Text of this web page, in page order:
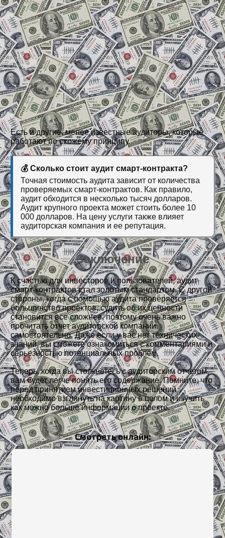
Есть и другие, менее известные аудиторы, которые
работают по схожему принципу.
💰 Сколько стоит аудит смарт-контракта?
Точная стоимость аудита зависит от количества
проверяемых смарт-контрактов. Как правило,
аудит обходится в несколько тысяч долларов.
Аудит крупного проекта может стоить более 10
000 долларов. На цену услуги также влияет
аудиторская компания и ее репутация.
Заключение
К счастью для инвесторов и пользователей, аудит
смарт-контрактов стал золотым стандартом. С другой
стороны, когда с помощью аудита проверяется
большинство проектов, судить об их ценности
становится все сложнее, поэтому очень важно
прочитать отчет аудиторской компании
самостоятельно. Даже если у вас нет технических
знаний, вы сможете ознакомиться с комментариями и
серьезностью потенциальных проблем.
Теперь, когда вы столкнетесь с аудиторским отчетом,
вам будет легче понять его содержание. Помните, что
перед принятием инвестиционных решений
необходимо взглянуть на картину в целом и изучить
как можно больше информации о проекте.
Смотреть онлайн: